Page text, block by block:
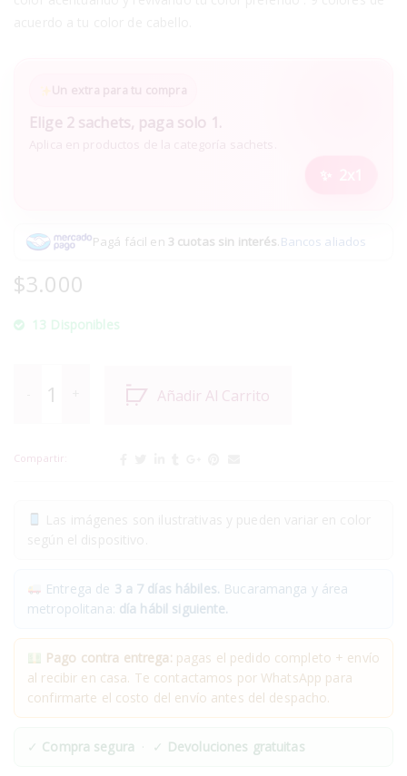
Un extra para tu compra
Elige 2 sachets, paga solo 1.
Pagá fácil en 3 cuotas sin interés.Bancos aliados
$3.000
13 Disponibles
Añadir Al Carrito
Compartir:
Entrega de 3 a 7 días hábiles. Bucaramanga y área
metropolitana: día hábil siguiente.
Pago contra entrega: pagas el pedido completo + envío
al recibir en casa. Te contactamos por WhatsApp para
confirmarte el costo del envío antes del despacho.
✓ Compra segura · ✓ Devoluciones gratuitas